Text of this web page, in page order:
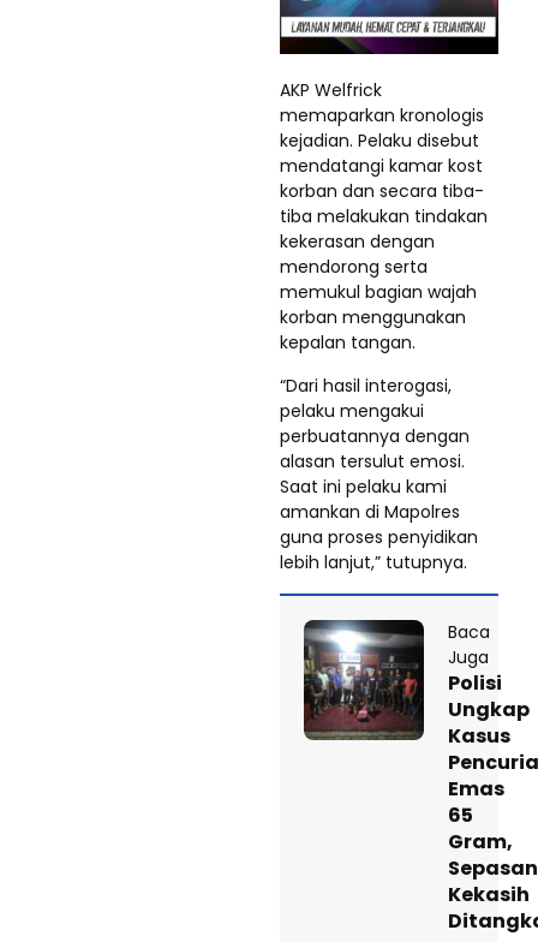
AKP Welfrick
memaparkan kronologis
kejadian. Pelaku disebut
mendatangi kamar kost
korban dan secara tiba-
tiba melakukan tindakan
kekerasan dengan
mendorong serta
memukul bagian wajah
korban menggunakan
kepalan tangan.
“Dari hasil interogasi,
pelaku mengakui
perbuatannya dengan
alasan tersulut emosi.
Saat ini pelaku kami
amankan di Mapolres
guna proses penyidikan
lebih lanjut,” tutupnya.
Baca
Juga
Polisi
Ungkap
Kasus
Emas
65
Gram,
Kekasih